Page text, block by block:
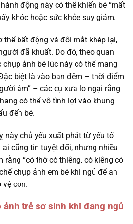
động này có thể khiến bé “mất
khóc hoặc sức khỏe suy giảm.
thể bất động và đôi mắt khép lại,
đã khuất. Do đó, theo quan
chụp ảnh bé lúc này có thể mang
biệt là vào ban đêm – thời điểm
âm” – các cụ xưa lo ngại rằng
có thể vô tình lọt vào khung
đến bé.
này chủ yếu xuất phát từ yếu tố
cũng tin tuyệt đối, nhưng nhiều
rằng “có thờ có thiêng, có kiêng có
chụp ảnh em bé khi ngủ để an
vệ con.
ảnh trẻ sơ sinh khi đang ngủ